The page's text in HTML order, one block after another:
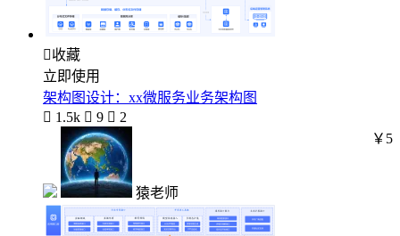
收藏
立即使用
架构图设计：xx微服务业务架构图
 1.5k  9  2
猿老师
￥5